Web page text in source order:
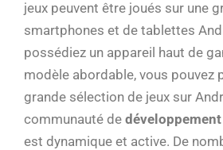
jeux peuvent être joués sur une
smartphones et de tablettes
possédiez un appareil haut de
modèle abordable, vous pouvez
grande sélection de jeux sur
communauté de
est dynamique et active. De